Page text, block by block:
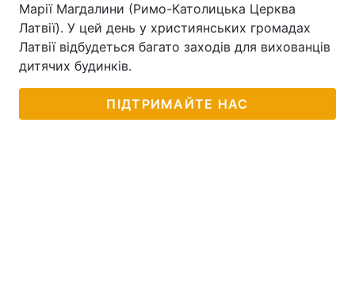
Марії Магдалини (Римо-Католицька Церква
Латвії). У цей день у християнських громадах
Латвії відбудеться багато заходів для вихованців
дитячих будинків.
ПІДТРИМАЙТЕ НАС